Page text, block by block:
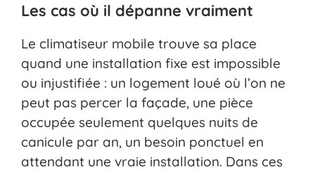
Les cas où il dépanne vraiment
Le climatiseur mobile trouve sa place
quand une installation fixe est impossible
ou injustifiée : un logement loué où l’on ne
peut pas percer la façade, une pièce
occupée seulement quelques nuits de
canicule par an, un besoin ponctuel en
attendant une vraie installation. Dans ces